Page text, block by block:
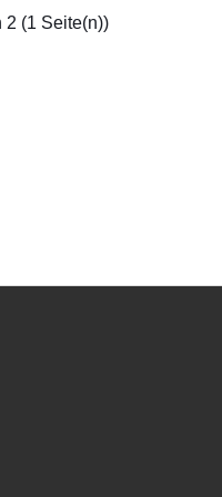
2 (1 Seite(n))